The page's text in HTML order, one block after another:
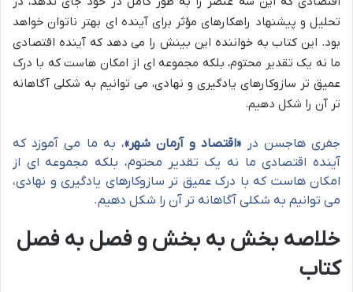
تحلیل و پیشنهاد راهکارهای مؤثر برای آینده ای بهتر ناتوان خواهد
بود. این کتاب به خواننده این بینش را می دهد که آینده اقتصادی
ما نه یک تقدیر محتوم، بلکه مجموعه ای از امکان هاست که با درک
عمیق تر سازوکارهای یادگیری و نهادی، می توانیم به شکلی آگاهانه
تر آن را شکل دهیم.
جفری هاجسن در «اقتصاد و آرمان شهر»، به ما می آموزد که
آینده اقتصادی ما نه یک تقدیر محتوم، بلکه مجموعه ای از
امکان هاست که با درک عمیق تر سازوکارهای یادگیری و نهادی،
می توانیم به شکلی آگاهانه تر آن را شکل دهیم.
خلاصه بخش به بخش و فصل به فصل
کتاب